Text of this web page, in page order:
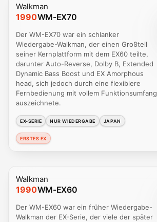
Walkman
1990WM-EX70
Der WM-EX70 war ein schlanker
Wiedergabe-Walkman, der einen Großteil
seiner Kernplattform mit dem EX60 teilte,
darunter Auto-Reverse, Dolby B, Extended
Dynamic Bass Boost und EX Amorphous
head, sich jedoch durch eine flexiblere
Fernbedienung mit vollem Funktionsumfang
auszeichnete.
EX-SERIE NUR WIEDERGABE JAPAN
ERSTES EX
Walkman
1990WM-EX60
Der WM-EX60 war ein früher Wiedergabe-
Walkman der EX-Serie, der viele der später